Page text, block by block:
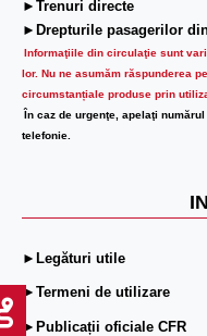
►Trenuri directe
►Drepturile pasagerilor
Informaţiile din circulaţie sunt
lor. Nu ne asumăm răspunderea
circumstanțiale produse prin
În caz de urgenţe, apelaţi
telefonie.
►Legături utile
►Termeni de utilizare
►Publicații oficiale CFR